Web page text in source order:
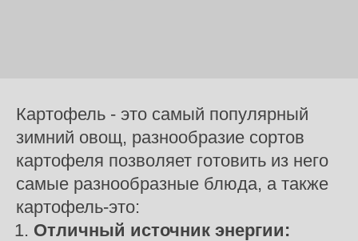
Картофель - это самый популярный
зимний овощ, разнообразие сортов
картофеля позволяет готовить из него
самые разнообразные блюда, а также
картофель-это:
Отличный источник энергии: